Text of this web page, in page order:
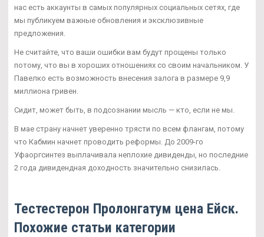
нас есть аккаунты в самых популярных социальных сетях, где
мы публикуем важные обновления и эксклюзивные
предложения.
Не считайте, что ваши ошибки вам будут прощены только
потому, что вы в хороших отношениях со своим начальником. У
Павелко есть возможность внесения залога в размере 9,9
миллиона гривен.
Сидит, может быть, в подсознании мысль — кто, если не мы.
В мае страну начнет уверенно трясти по всем флангам, потому
что Кабмин начнет проводить реформы. До 2009-го
Уфаоргсинтез выплачивала неплохие дивиденды, но последние
2 года дивидендная доходность значительно снизилась.
Тестестерон Пролонгатум цена Ейск.
Похожие статьи категории